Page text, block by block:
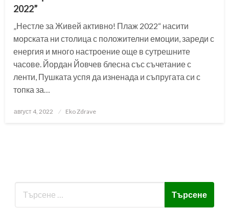
2022”
„Нестле за Живей активно! Плаж 2022“ насити
морската ни столица с положителни емоции, зареди с
енергия и много настроение още в сутрешните
часове. Йордан Йовчев блесна със съчетание с
ленти, Пушката успя да изненада и съпругата си с
топка за…
Posted
август 4, 2022 Eko Zdrave